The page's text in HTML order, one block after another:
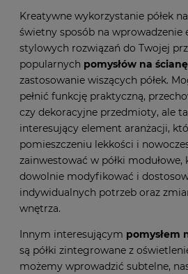
Kreatywne wykorzystanie półek
świetny sposób na wprowadzenie
stylowych rozwiązań do Twojej
popularnych pomysłów na
zastosowanie wiszących półek.
pełnić funkcję praktyczną,
czy dekoracyjne przedmioty, ale
interesujący element aranżacji,
pomieszczeniu lekkości i
zainwestować w półki modułowe,
dowolnie modyfikować i
indywidualnych potrzeb oraz
wnętrza.
Innym interesującym pomysłem
są półki zintegrowane z
możemy wprowadzić subtelne,